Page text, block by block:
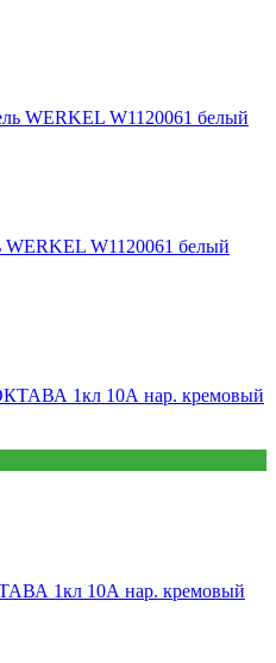
W1120061 белый
1кл 10А нар. кремовый